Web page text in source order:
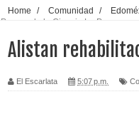
Home / Comunidad /
Parque de la Ciencia La Paz
Alistan
El Escarlata 5:07 p.m.